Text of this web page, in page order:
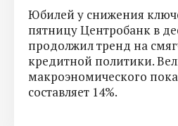
Юбилей у снижения
пятницу Центробанк в
продолжил тренд на
кредитной политики.
макроэномического
составляет 14%.